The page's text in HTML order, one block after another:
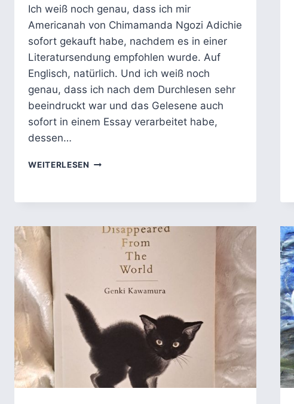
Ich weiß noch genau, dass ich mir
Americanah von Chimamanda Ngozi Adichie
sofort gekauft habe, nachdem es in einer
Literatursendung empfohlen wurde. Auf
Englisch, natürlich. Und ich weiß noch
genau, dass ich nach dem Durchlesen sehr
beeindruckt war und das Gelesene auch
sofort in einem Essay verarbeitet habe,
dessen…
WEITERLESEN CHIMAMANDA
IDENTITÄT,
ZUGEHÖRIGKEIT